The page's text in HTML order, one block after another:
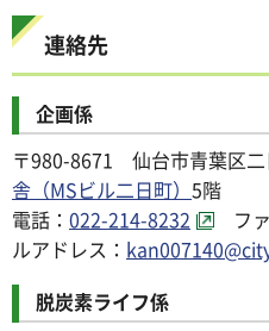
連絡先
企画係
〒980-8671 仙台市青葉区二
舎（MSビル二日町） 5階
電話： 022-214-8232
フ
ルアドレス：
脱炭素ライフ係